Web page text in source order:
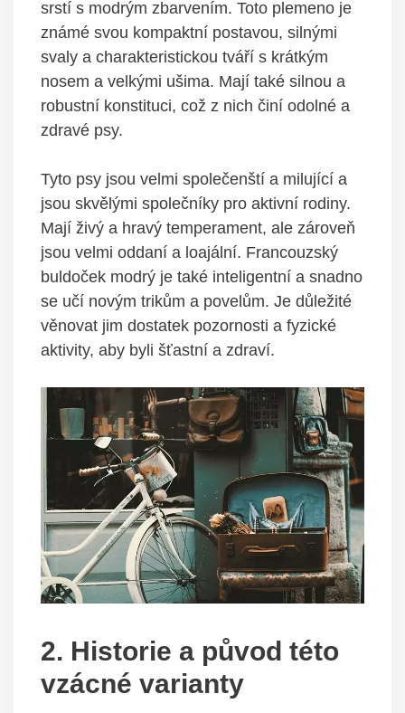
srstí s modrým zbarvením. Toto plemeno je
známé svou kompaktní postavou, silnými
svaly a charakteristickou tváří s krátkým
nosem a velkými ušima. Mají také silnou a
robustní konstituci, což z nich činí odolné a
zdravé psy.
Tyto psy jsou velmi společenští a milující a
jsou skvělými společníky pro aktivní rodiny.
Mají živý a hravý temperament, ale zároveň
jsou velmi oddaní a loajální. Francouzský
buldoček modrý je také inteligentní a snadno
se učí novým trikům a povelům. Je důležité
věnovat jim dostatek pozornosti a fyzické
aktivity, aby byli šťastní a zdraví.
2. Historie a původ této
vzácné varianty